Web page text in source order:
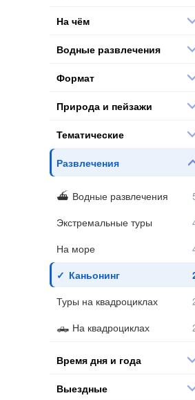
На чём
Водные развлечения
Формат
Природа и пейзажи
Тематические
Развлечения
Водные развлечения
Экстремальные туры
На море
Каньонинг
Туры на квадроциклах
На квадроциклах
Время дня и года
Выездные